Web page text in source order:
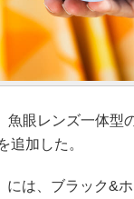
魚眼レンズ一体型
追加した。
には、ブラック&